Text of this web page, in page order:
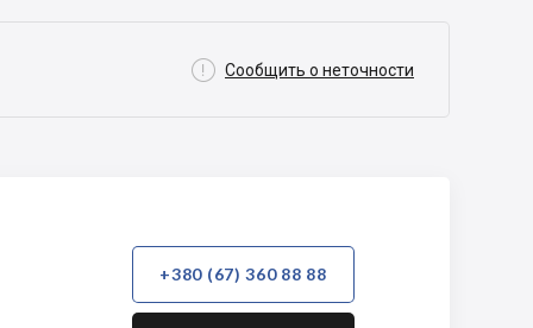
 Сообщить о неточности
+380 (67) 360 88 88